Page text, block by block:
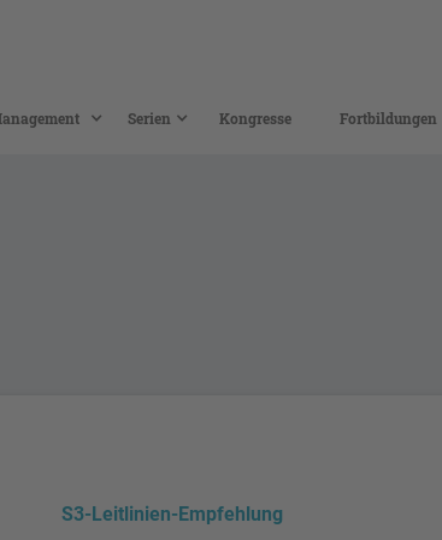
Serien Kongresse Fortbildungen
S3-Leitlinien-Empfehlung